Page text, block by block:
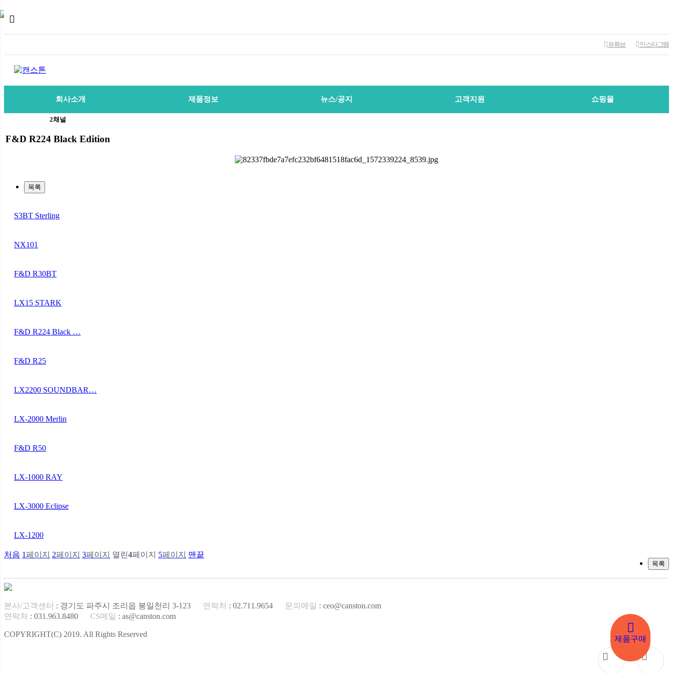
제품구매
유튜브 인스타그램
회사소개 제품정보 뉴스/공지 고객지원 쇼핑몰
2채널
F&D R224 Black Edition
목록
S3BT Sterling
NX101
F&D R30BT
LX15 STARK
F&D R224 Black …
F&D R25
LX2200 SOUNDBAR…
LX-2000 Merlin
F&D R50
LX-1000 RAY
LX-3000 Eclipse
LX-1200
목록
처음 1페이지 2페이지 3페이지 열린 4페이지 5페이지 맨끝
본사/고객센터 : 경기도 파주시 조리읍 봉일천리 3-123 연락처 : 02.711.9654 문의메일 : ceo@canston.com
연락처 : 031.963.8480 CS메일 : as@canston.com
COPYRIGHT(C) 2019. All Rights Reserved